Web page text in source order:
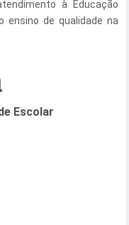
à Educação
ensino de qualidade na
Escolar